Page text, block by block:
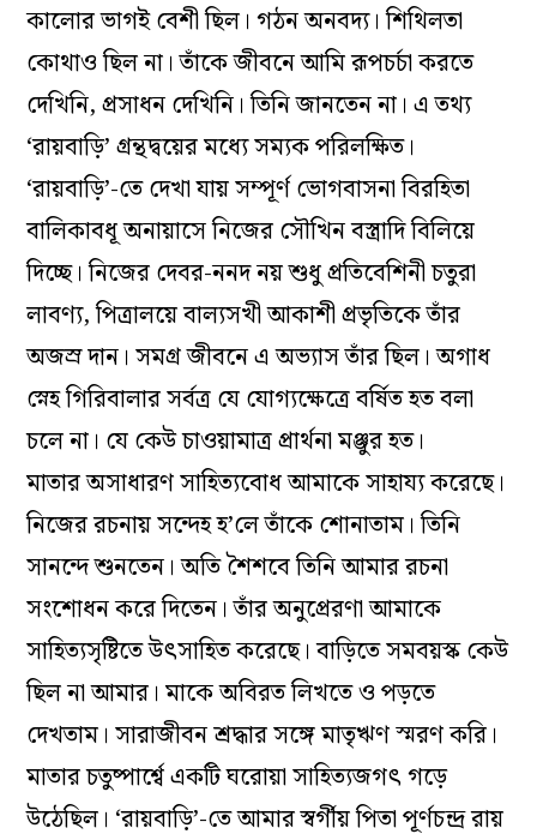
কালোর ভাগই বেশী ছিল। গঠন অনবদ্য। শিথিলতা
কোথাও ছিল না। তাঁকে জীবনে আমি রূপচর্চা করতে
দেখিনি, প্রসাধন দেখিনি। তিনি জানতেন না। এ তথ্য
‘রায়বাড়ি’ গ্রন্থদ্বয়ের মধ্যে সম্যক পরিলক্ষিত।
‘রায়বাড়ি’-তে দেখা যায় সম্পূর্ণ ভোগবাসনা বিরহিতা
বালিকাবধূ অনায়াসে নিজের সৌখিন বস্ত্রাদি বিলিয়ে
দিচ্ছে। নিজের দেবর-ননদ নয় শুধু প্রতিবেশিনী চতুরা
লাবণ্য, পিত্রালয়ে বাল্যসখী আকাশী প্রভৃতিকে তাঁর
অজস্র দান। সমগ্র জীবনে এ অভ্যাস তাঁর ছিল। অগাধ
স্নেহ গিরিবালার সর্বত্র যে যোগ্যক্ষেত্রে বর্ষিত হত বলা
চলে না। যে কেউ চাওয়ামাত্র প্রার্থনা মঞ্জুর হত।
মাতার অসাধারণ সাহিত্যবোধ আমাকে সাহায্য করেছে।
নিজের রচনায় সন্দেহ হ’লে তাঁকে শোনাতাম। তিনি
সানন্দে শুনতেন। অতি শৈশবে তিনি আমার রচনা
সংশোধন করে দিতেন। তাঁর অনুপ্রেরণা আমাকে
সাহিত্যসৃষ্টিতে উৎসাহিত করেছে। বাড়িতে সমবয়স্ক কেউ
ছিল না আমার। মাকে অবিরত লিখতে ও পড়তে
দেখতাম। সারাজীবন শ্রদ্ধার সঙ্গে মাতৃঋণ স্মরণ করি।
মাতার চতুষ্পার্শ্বে একটি ঘরোয়া সাহিত্যজগৎ গড়ে
উঠেছিল। ‘রায়বাড়ি’-তে আমার স্বর্গীয় পিতা পূর্ণচন্দ্র রায়